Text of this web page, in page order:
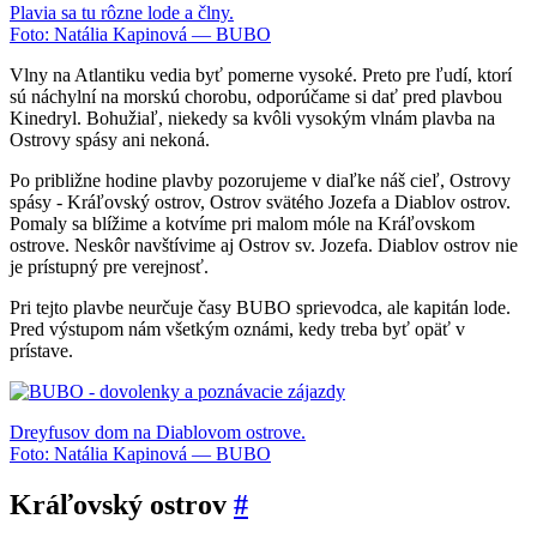
Plavia sa tu rôzne lode a člny.
Foto: Natália Kapinová — BUBO
Vlny na Atlantiku vedia byť pomerne vysoké. Preto pre ľudí, ktorí
sú náchylní na morskú chorobu, odporúčame si dať pred plavbou
Kinedryl. Bohužiaľ, niekedy sa kvôli vysokým vlnám plavba na
Ostrovy spásy ani nekoná.
Po približne hodine plavby pozorujeme v diaľke náš cieľ, Ostrovy
spásy - Kráľovský ostrov, Ostrov svätého Jozefa a Diablov ostrov.
Pomaly sa blížime a kotvíme pri malom móle na Kráľovskom
ostrove. Neskôr navštívime aj Ostrov sv. Jozefa. Diablov ostrov nie
je prístupný pre verejnosť.
Pri tejto plavbe neurčuje časy BUBO sprievodca, ale kapitán lode.
Pred výstupom nám všetkým oznámi, kedy treba byť opäť v
prístave.
Dreyfusov dom na Diablovom ostrove.
Foto: Natália Kapinová — BUBO
Kráľovský ostrov #